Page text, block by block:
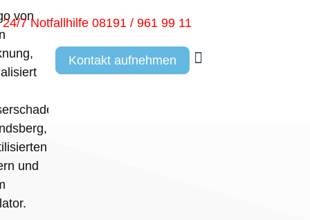
24/7 Notfallhilfe 08191 / 961 99 11
Kontakt aufnehmen